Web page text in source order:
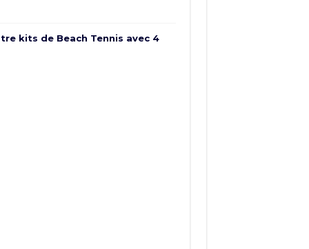
kits de Beach Tennis avec 4